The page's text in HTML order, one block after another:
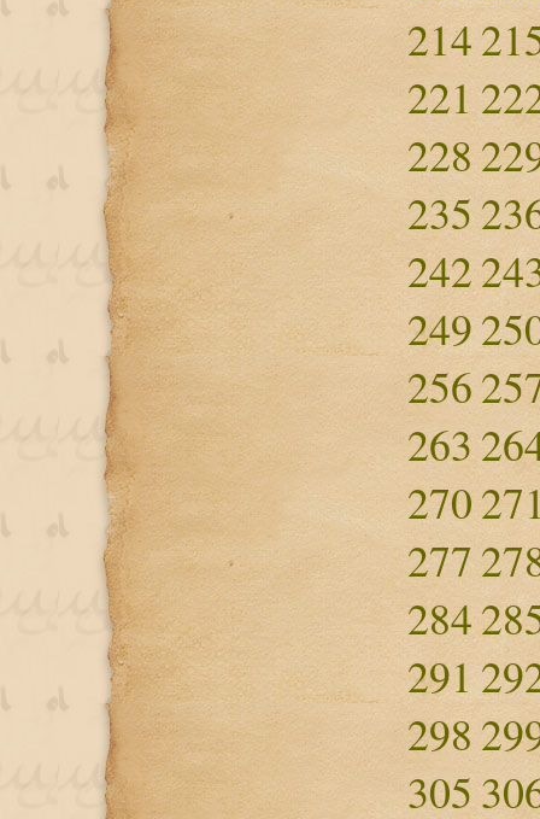
214
221
228
235
242
249
256
263
270
277
284
291
298
305